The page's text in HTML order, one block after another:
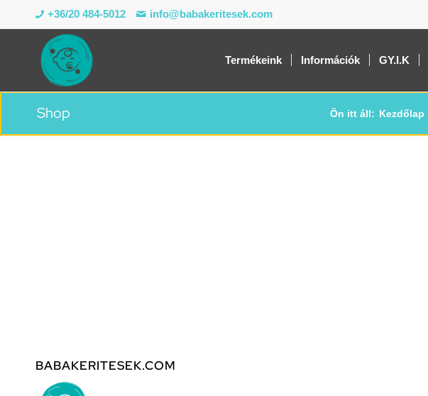
+36/20 484-5012 info@babakeritesek.com
Termékeink Információk GY.I.K
Shop Ön itt áll: Kezdőlap
BABAKERITESEK.COM